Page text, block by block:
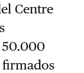
Centre